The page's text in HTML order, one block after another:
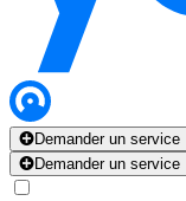
Demander un service
Demander un service